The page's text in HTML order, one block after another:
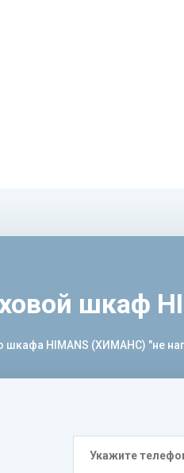
шкаф
шкафа HIMANS (ХИМАНС) "не